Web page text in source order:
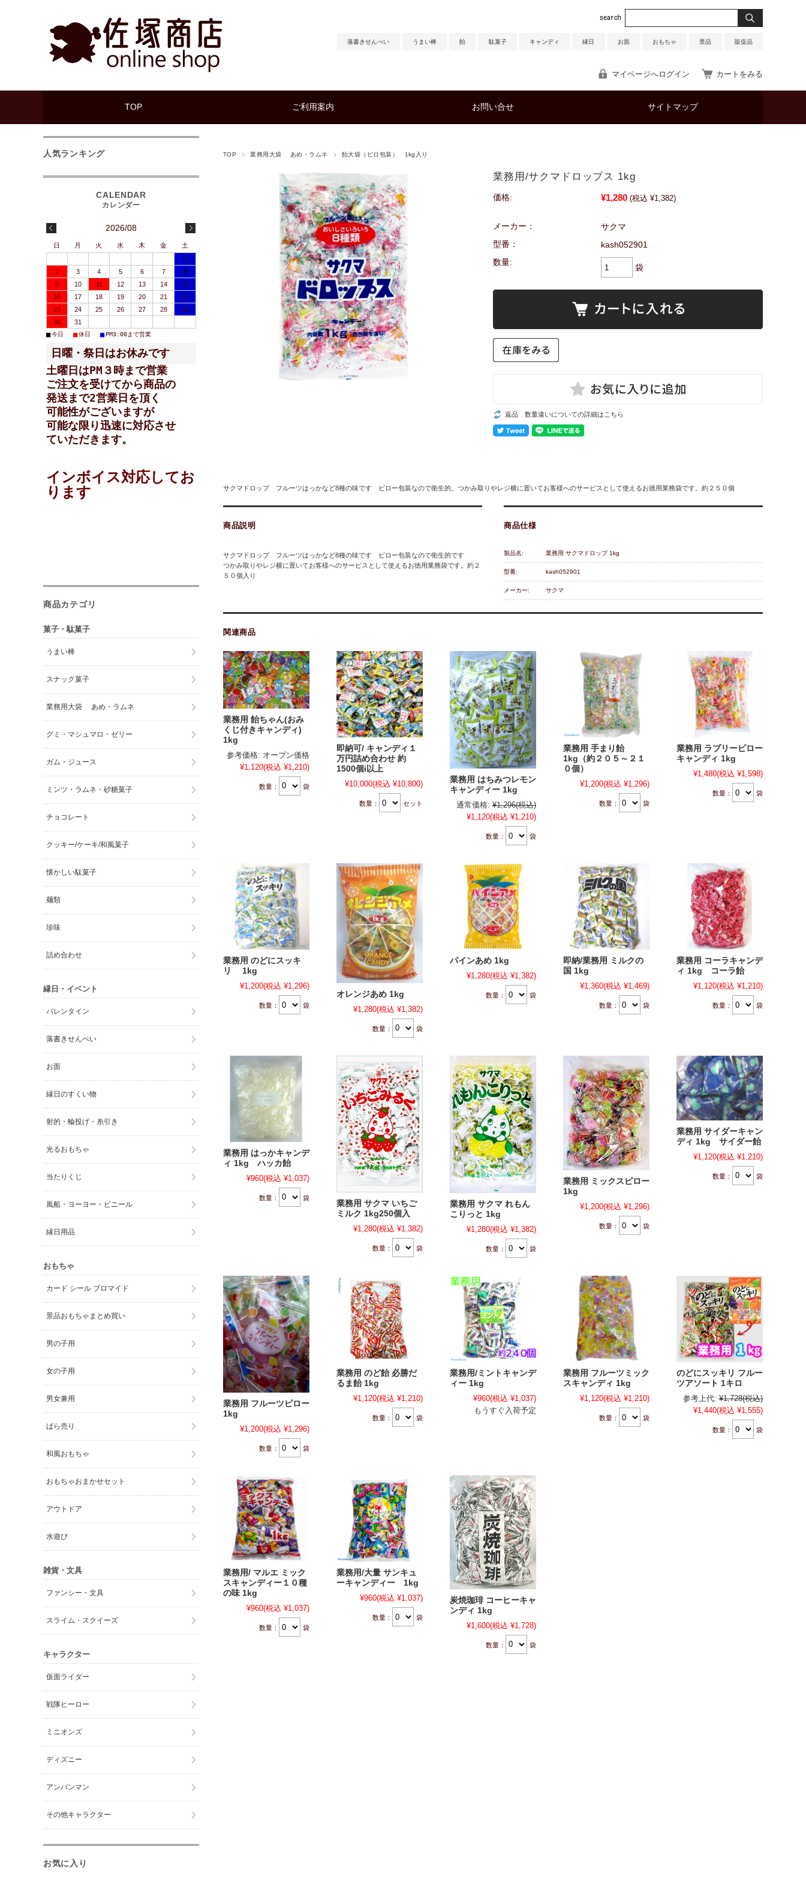
落書きせんべい うまい棒 飴 駄菓子 キャンディ 縁日 お面 おもちゃ 景品 販促品
マイページへログイン カートをみる
TOP ご利用案内 お問い合せ サイトマップ
TOP 業務用大袋 あめ・ラムネ 飴大袋（ピロ包装） 1kg入り
業務用/サクマドロップス 1kg
価格: ¥1,280 (税込 ¥1,382)
メーカー：
サクマ
型番：
kash052901
数量:
袋
返品 数量違いについての詳細はこちら
サクマドロップ フルーツはっかなど8種の味です ピロー包装なので衛生的。つかみ取りやレジ横に置いてお客様へのサービスとして使えるお徳用業務袋です。約２５０個
商品説明
サクマドロップ フルーツはっかなど8種の味です ピロー包装なので衛生的です
つかみ取りやレジ横に置いてお客様へのサービスとして使えるお徳用業務袋です。約２
５０個入り
商品仕様
製品名: 業務用 サクマドロップ 1kg
型番: kash052901
メーカー: サクマ
関連商品
業務用 飴ちゃん(おみ
くじ付きキャンディ)
1kg
参考価格: オープン価格
¥1,120(税込 ¥1,210)
数量： 袋
即納可/ キャンディ１
万円詰め合わせ 約
1500個i以上
¥10,000(税込 ¥10,800)
数量： セット
業務用 はちみつレモン
キャンディー 1kg
通常価格: ¥1,296(税込)
¥1,120(税込 ¥1,210)
数量： 袋
業務用 手まり飴
1kg（約２０５～２１
０個）
¥1,200(税込 ¥1,296)
数量： 袋
業務用 ラブリーピロー
キャンディ 1kg
¥1,480(税込 ¥1,598)
数量： 袋
業務用 のどにスッキ
リ 1kg
¥1,200(税込 ¥1,296)
数量： 袋
オレンジあめ 1kg
¥1,280(税込 ¥1,382)
数量： 袋
パインあめ 1kg
¥1,280(税込 ¥1,382)
数量： 袋
即納/業務用 ミルクの
国 1kg
¥1,360(税込 ¥1,469)
数量： 袋
業務用 コーラキャンデ
ィ 1kg コーラ飴
¥1,120(税込 ¥1,210)
数量： 袋
業務用 はっかキャンデ
ィ 1kg ハッカ飴
¥960(税込 ¥1,037)
数量： 袋
業務用 サクマ いちご
ミルク 1kg250個入
¥1,280(税込 ¥1,382)
数量： 袋
業務用 サクマ れもん
こりっと 1kg
¥1,280(税込 ¥1,382)
数量： 袋
業務用 ミックスピロー
1kg
¥1,200(税込 ¥1,296)
数量： 袋
業務用 サイダーキャン
ディ 1kg サイダー飴
¥1,120(税込 ¥1,210)
数量： 袋
業務用 フルーツピロー
1kg
¥1,200(税込 ¥1,296)
数量： 袋
業務用 のど飴 必勝だ
るま飴 1kg
¥1,120(税込 ¥1,210)
数量： 袋
業務用/ミントキャンデ
ィー 1kg
¥960(税込 ¥1,037)
もうすぐ入荷予定
業務用 フルーツミック
スキャンディ 1kg
¥1,120(税込 ¥1,210)
数量： 袋
のどにスッキリ フルー
ツアソート 1キロ
参考上代: ¥1,728(税込)
¥1,440(税込 ¥1,555)
数量： 袋
業務用/ マルエ ミック
スキャンディー１０種
の味 1kg
¥960(税込 ¥1,037)
数量： 袋
業務用/大量 サンキュ
ーキャンディー 1kg
¥960(税込 ¥1,037)
数量： 袋
炭焼珈琲 コーヒーキャ
ンディ 1kg
¥1,600(税込 ¥1,728)
数量： 袋
人気ランキング
2026/08
日 月 火 水 木 金
土
1
2
3 4 5 6 7
8
9
10 11 12 13 14
15
16
17 18 19 20 21
22
23
24 25 26 27 28
29
30
31
■今日 ■休日 ■ PM3:00まで営業
日曜・祭日はお休みです
土曜日はPM３時まで営業
ご注文を受けてから商品の
発送まで2営業日を頂く
可能性がございますが
可能な限り迅速に対応させ
ていただきます。
インボイス対応してお
ります
商品カテゴリ
菓子・駄菓子
うまい棒
スナック菓子
業務用大袋 あめ・ラムネ
グミ・マシュマロ・ゼリー
ガム・ジュース
ミンツ・ラムネ・砂糖菓子
チョコレート
クッキー/ケーキ/和風菓子
懐かしい駄菓子
麺類
珍味
詰め合わせ
縁日・イベント
バレンタイン
落書きせんべい
お面
縁日のすくい物
射的・輪投げ・糸引き
光るおもちゃ
当たりくじ
風船・ヨーヨー・ビニール
縁日用品
おもちゃ
カード シール ブロマイド
景品おもちゃまとめ買い
男の子用
女の子用
男女兼用
ばら売り
和風おもちゃ
おもちゃおまかせセット
アウトドア
水遊び
雑貨・文具
ファンシー・文具
スライム・スクイーズ
キャラクター
仮面ライダー
戦隊ヒーロー
ミニオンズ
ディズニー
アンパンマン
その他キャラクター
お気に入り